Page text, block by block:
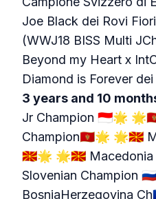
Joe Black dei Rovi
(WWJ18 BISS Multi
Beyond my Heart x
Diamond is Forever
3 years and 10
Jr Champion 🇮🇩🌟
Champion🇲🇪🌟 🌟🇲🇰
🇲🇰🌟 🌟🇲🇰
Slovenian Champion
BosniaHerzegovina